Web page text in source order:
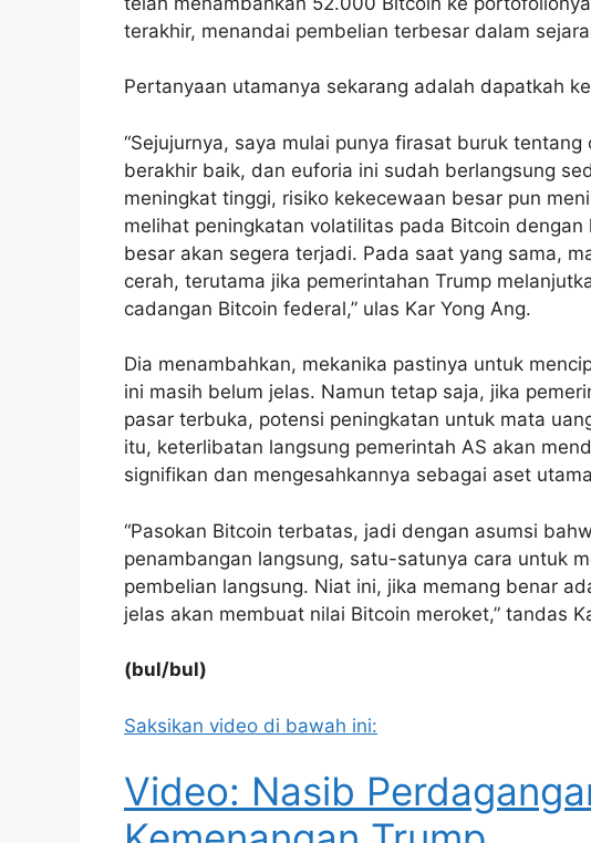
terakhir, menandai pembelian terbesar dalam
Pertanyaan utamanya sekarang adalah dapatkah
“Sejujurnya, saya mulai punya firasat buruk
berakhir baik, dan euforia ini sudah berlangsung
meningkat tinggi, risiko kekecewaan besar pun
melihat peningkatan volatilitas pada Bitcoin
besar akan segera terjadi. Pada saat yang sama,
cerah, terutama jika pemerintahan Trump
cadangan Bitcoin federal,” ulas Kar Yong Ang.
Dia menambahkan, mekanika pastinya untuk
ini masih belum jelas. Namun tetap saja, jika
pasar terbuka, potensi peningkatan untuk mata
itu, keterlibatan langsung pemerintah AS akan
signifikan dan mengesahkannya sebagai aset
“Pasokan Bitcoin terbatas, jadi dengan asumsi
penambangan langsung, satu-satunya cara untuk
pembelian langsung. Niat ini, jika memang benar
jelas akan membuat nilai Bitcoin meroket,” tandas
(bul/bul)
Saksikan video di bawah ini:
Video: Nasib